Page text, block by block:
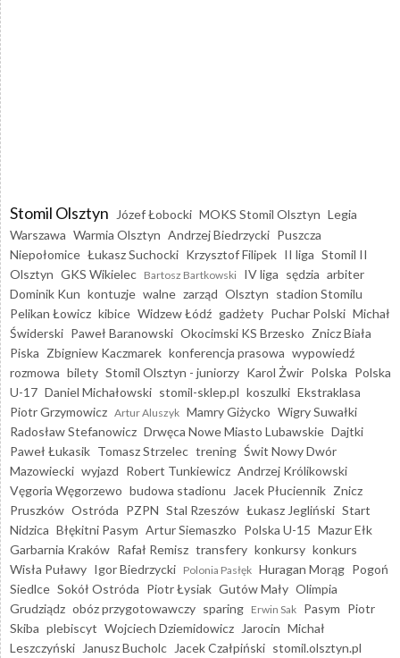
Stomil Olsztyn Józef Łobocki MOKS Stomil Olsztyn Legia
Warszawa Warmia Olsztyn Andrzej Biedrzycki Puszcza
Niepołomice Łukasz Suchocki Krzysztof Filipek II liga Stomil II
Olsztyn GKS Wikielec Bartosz Bartkowski IV liga sędzia arbiter
Dominik Kun kontuzje walne zarząd Olsztyn stadion Stomilu
Pelikan Łowicz kibice Widzew Łódź gadżety Puchar Polski Michał
Świderski Paweł Baranowski Okocimski KS Brzesko Znicz Biała
Piska Zbigniew Kaczmarek konferencja prasowa wypowiedź
rozmowa bilety Stomil Olsztyn - juniorzy Karol Żwir Polska Polska
U-17 Daniel Michałowski stomil-sklep.pl koszulki Ekstraklasa
Piotr Grzymowicz Artur Aluszyk Mamry Giżycko Wigry Suwałki
Radosław Stefanowicz Drwęca Nowe Miasto Lubawskie Dajtki
Paweł Łukasik Tomasz Strzelec trening Świt Nowy Dwór
Mazowiecki wyjazd Robert Tunkiewicz Andrzej Królikowski
Vęgoria Węgorzewo budowa stadionu Jacek Płuciennik Znicz
Pruszków Ostróda PZPN Stal Rzeszów Łukasz Jegliński Start
Nidzica Błękitni Pasym Artur Siemaszko Polska U-15 Mazur Ełk
Garbarnia Kraków Rafał Remisz transfery konkursy konkurs
Wisła Puławy Igor Biedrzycki Polonia Pasłęk Huragan Morąg Pogoń
Siedlce Sokół Ostróda Piotr Łysiak Gutów Mały Olimpia
Grudziądz obóz przygotowawczy sparing Erwin Sak Pasym Piotr
Skiba plebiscyt Wojciech Dziemidowicz Jarocin Michał
Leszczyński
Janusz Bucholc Jacek Czałpiński stomil.olsztyn.pl